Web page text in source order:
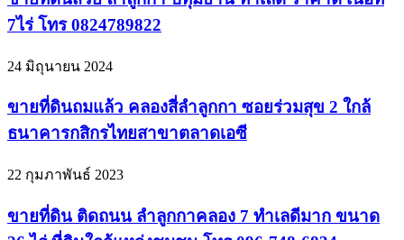
7ไร่ โทร 0824789822
24 มิถุนายน 2024
ขายที่ดินถมแล้ว คลองสี่ลำลูกกา ซอยร่วมสุข 2 ใกล้
ธนาคารกสิกรไทยสาขาตลาดเอซี
22 กุมภาพันธ์ 2023
ขายที่ดิน ติดถนน ลำลูกกาคลอง 7 ทำเลดีมาก ขนาด